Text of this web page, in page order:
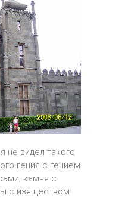
не видел такого
гения с гением
камня с
с изяществом